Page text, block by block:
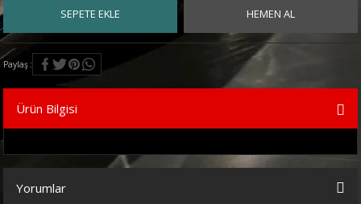
SEPETE EKLE HEMEN AL
Paylaş
Ürün Bilgisi
Yorumlar